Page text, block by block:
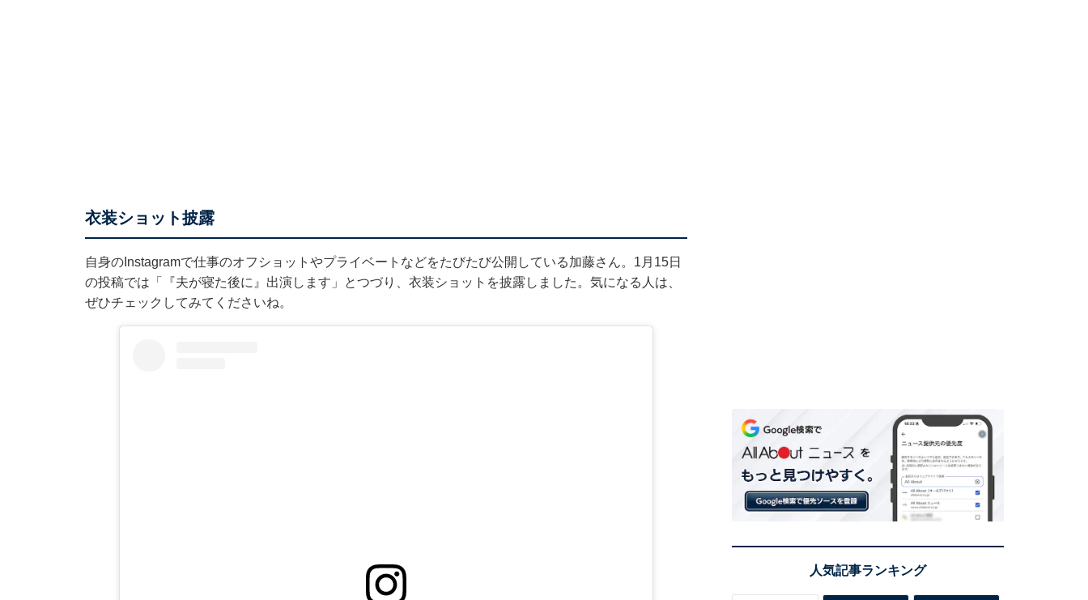
衣装ショット披露
自身のInstagramで仕事のオフショットやプライベートなどをたびたび公開している加藤さん。1月15日
の投稿では「『夫が寝た後に』出演します」とつづり、衣装ショットを披露しました。気になる人は、
ぜひチェックしてみてくださいね。